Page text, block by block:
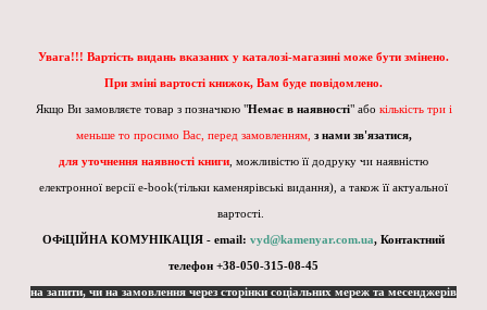
Увага!!! Вартість видань вказаних у каталозі-магазині може бути змінено.
При зміні вартості книжок, Вам буде повідомлено.
Якщо Ви замовляєте товар з позначкою "Немає в наявності" або кількість три і
меньше то просимо Вас, перед замовленням, з нами зв'язатися,
для уточнення наявності книги , можливістю її додруку чи наявністю
електронної версії e-book(тільки каменярівські видання), а також її актуальної
вартості.
ОФіЦІЙНА КОМУНІКАЦІЯ - email: vyd@kamenyar.com.ua, Контактний
телефон +38-050-315-08-45
на запити, чи на замовлення через сторінки соціальних мереж та месенджерів